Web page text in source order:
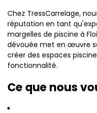
Chez TressCarrelage,
réputation en tant
margelles de piscine à
dévouée met en œuvre
créer des espaces
fonctionnalité.
Ce que nous